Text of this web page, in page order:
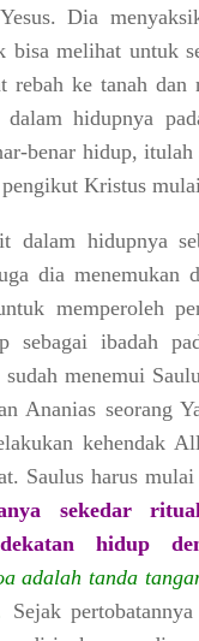
Dia
bisa melihat untuk
rebah ke tanah dan
dalam hidupnya
benar hidup, itulah
Kristus
dalam hidupnya
dia menemukan
memperoleh
sebagai ibadah
sudah menemui
Ananias seorang
kehendak
Saulus harus mulai
sekedar
hidup
adalah tanda
Sejak